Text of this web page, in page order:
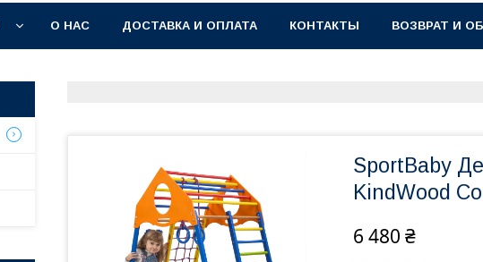
О НАС ДОСТАВКА И ОПЛАТА КОНТАКТЫ ВОЗВРАТ И
SportBaby
KindWood
6 480 ₴